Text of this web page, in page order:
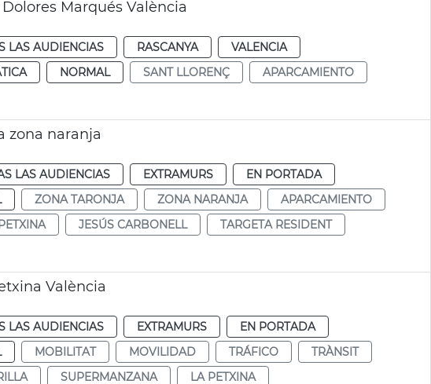
Marqués València
LAS AUDIENCIAS RASCANYA
VALENCIA
NORMAL SANT LLORENÇ
APARCAMIENTO
zona naranja
LAS AUDIENCIAS EXTRAMURS
EN PORTADA
ZONA TARONJA ZONA NARANJA
APARCAMIENTO
JESÚS CARBONELL
TARGETA RESIDENT
València
LAS AUDIENCIAS EXTRAMURS
EN PORTADA
MOBILITAT MOVILIDAD TRÁFICO
TRÀNSIT
SUPERMANZANA
LA PETXINA